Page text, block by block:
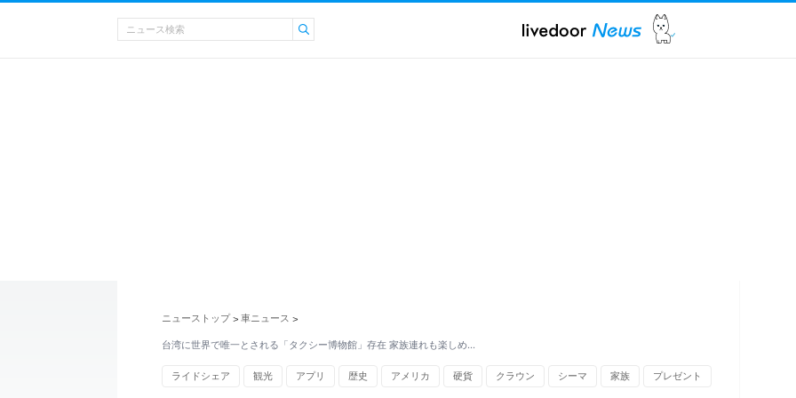
ニューストップ > 車ニュース >
台湾に世界で唯一とされる「タクシー博物館」存在 家族連れも楽しめ…
ライドシェア 観光 アプリ 歴史 アメリカ 硬貨 クラウン シーマ 家族 プレゼント